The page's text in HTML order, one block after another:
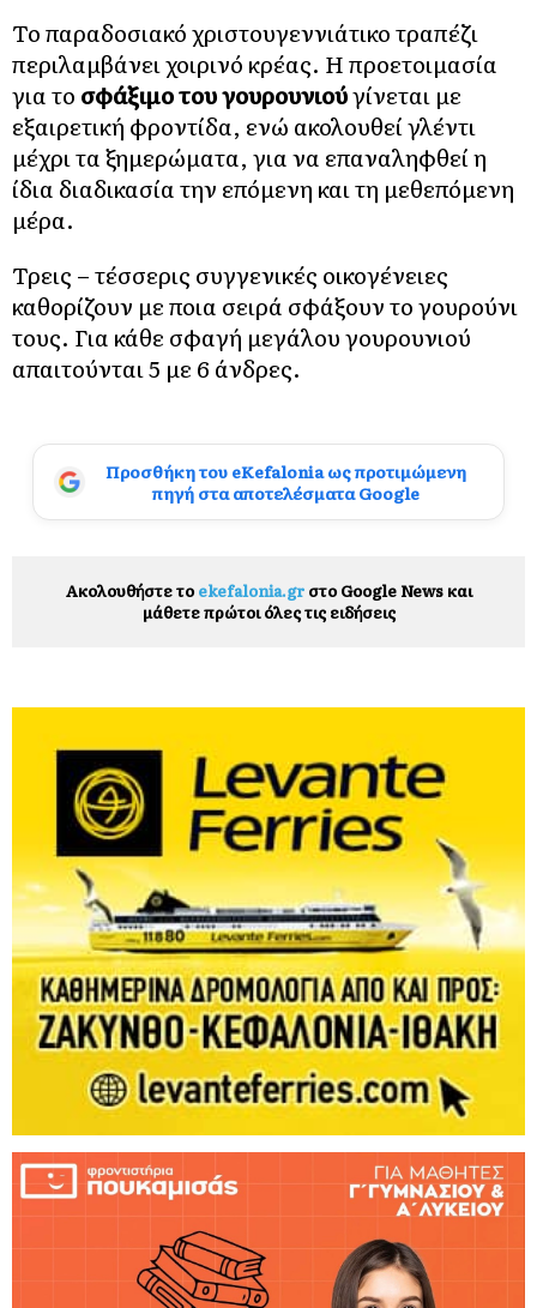
Το παραδοσιακό χριστουγεννιάτικο τραπέζι
περιλαμβάνει χοιρινό κρέας. Η προετοιμασία
για το σφάξιμο του γουρουνιούγίνεται με
εξαιρετική φροντίδα, ενώ ακολουθεί γλέντι
μέχρι τα ξημερώματα, για να επαναληφθεί η
ίδια διαδικασία την επόμενη και τη μεθεπόμενη
μέρα.
Τρεις – τέσσερις συγγενικές οικογένειες
καθορίζουν με ποια σειρά σφάξουν το γουρούνι
τους. Για κάθε σφαγή μεγάλου γουρουνιού
απαιτούνται 5 με 6 άνδρες.
Προσθήκη του eKefalonia ως προτιμώμενη
πηγή στα αποτελέσματα Google
Ακολουθήστε το ekefalonia.grστο Google News και
μάθετε πρώτοι όλες τις ειδήσεις